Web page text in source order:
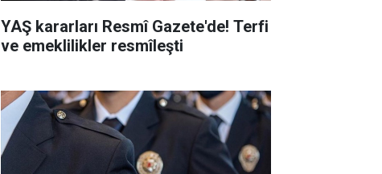
YAŞ kararları Resmî Gazete'de! Terfi
ve emeklilikler resmîleşti